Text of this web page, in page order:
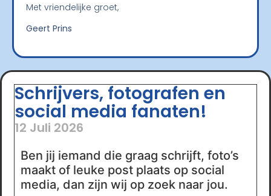
Met vriendelijke groet,
Geert Prins
Schrijvers, fotografen en
social media fanaten!
12 Juli 2026
Ben jij iemand die graag schrijft, foto’s
maakt of leuke post plaats op social
media, dan zijn wij op zoek naar jou.